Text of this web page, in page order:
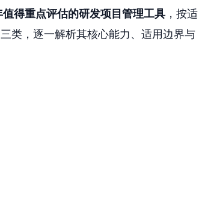
得重点评估的研发项目管理工具 ，按适
类，逐一解析其核心能力、适用边界与